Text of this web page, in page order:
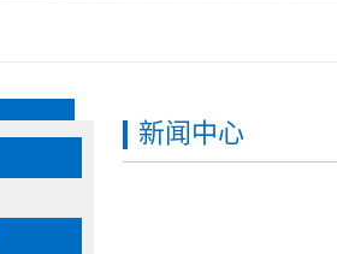
新闻中心